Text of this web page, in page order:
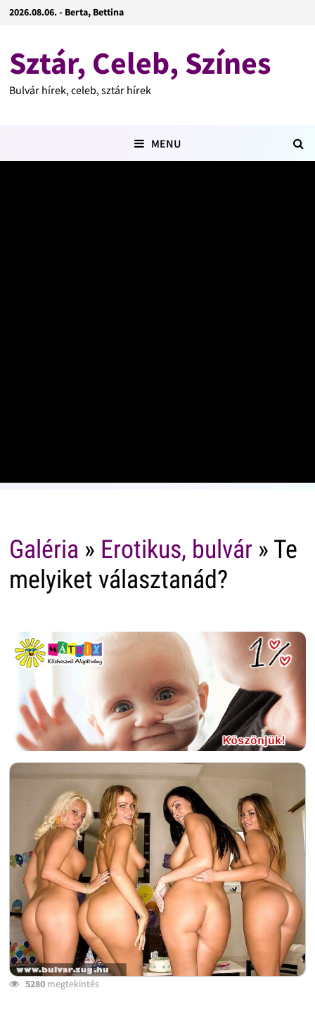
2026.08.06. - Berta, Bettina
Sztár, Celeb, Színes
Bulvár hírek, celeb, sztár hírek
MENU
Galéria » Erotikus, bulvár» Te
melyiket választanád?
5280megtekintés